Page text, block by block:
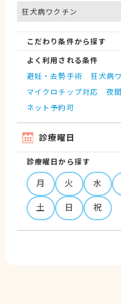
狂犬病ワクチン
こだわり条件から探す
よく利用される条件
避妊・去勢手術
狂犬病
マイクロチップ対応
夜
ネット予約可
診療曜日
診療曜日から探す
月 火 水
土
日 祝